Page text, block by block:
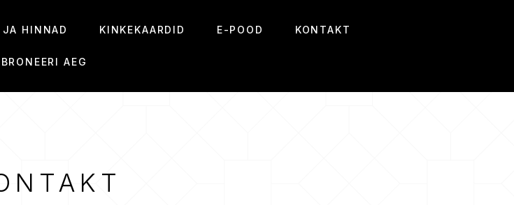
JA HINNAD KINKEKAARDID E-POOD KONTAKT
BRONEERI AEG